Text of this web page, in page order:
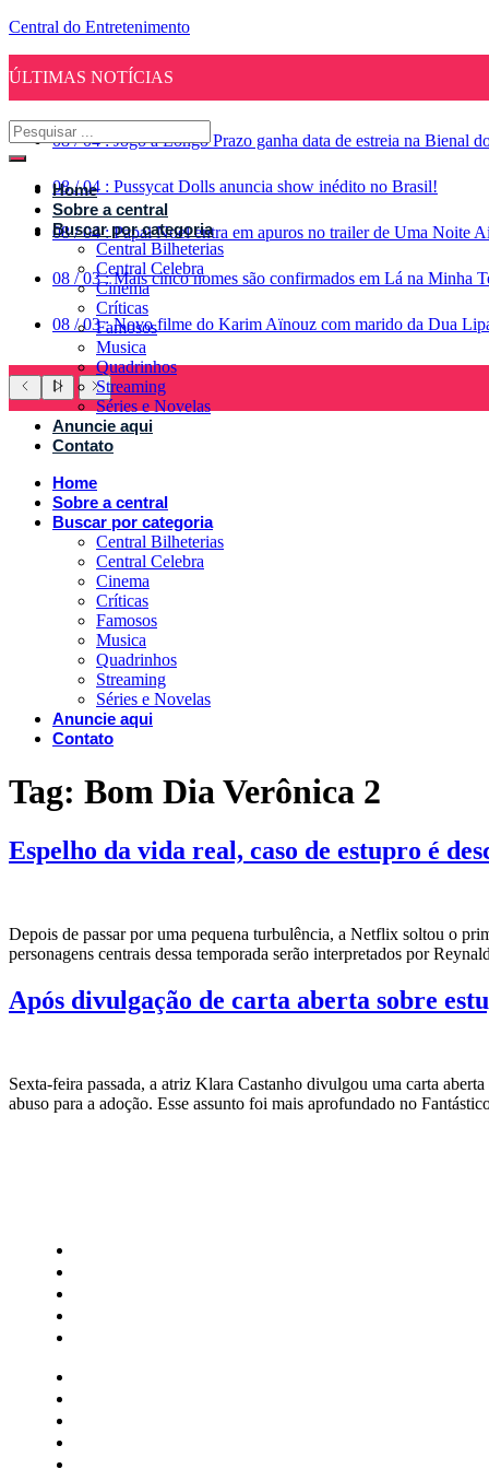
Central do Entretenimento
ÚLTIMAS NOTÍCIAS
08 / 04 : Jogo a Longo Prazo ganha data de estreia na Bienal
08 / 04 : Pussycat Dolls anuncia show inédito no Brasil!
08 / 04 : Papai Noel entra em apuros no trailer de Uma Noite
08 / 03 : Mais cinco nomes são confirmados em Lá na Minha
08 / 03 : Novo filme do Karim Aïnouz com marido da Dua
Home
Sobre a central
Buscar por categoria
Central Bilheterias
Central Celebra
Cinema
Críticas
Famosos
Musica
Quadrinhos
Streaming
Séries e Novelas
Anuncie aqui
Contato
Home
Sobre a central
Buscar por categoria
Central Bilheterias
Central Celebra
Cinema
Críticas
Famosos
Musica
Quadrinhos
Streaming
Séries e Novelas
Anuncie aqui
Contato
Tag: Bom Dia Verônica 2
Espelho da vida real, caso de estupro é
Depois de passar por uma pequena turbulência, a Netflix soltou o
personagens centrais dessa temporada serão interpretados por
Após divulgação de carta aberta sobre
Sexta-feira passada, a atriz Klara Castanho divulgou uma carta
abuso para a adoção. Esse assunto foi mais aprofundado no